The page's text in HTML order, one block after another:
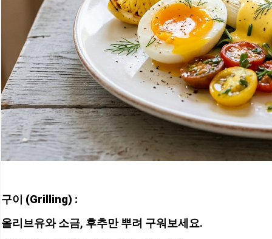
구이 (Grilling) :
올리브유와 소금, 후추만 뿌려 구워보세요.